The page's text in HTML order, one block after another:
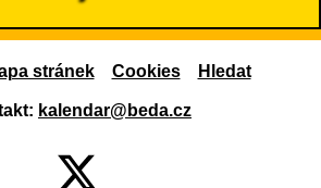
stránek Cookies Hledat
kalendar@beda.cz